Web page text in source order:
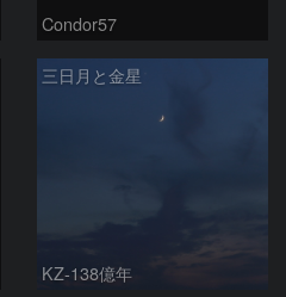
Condor57
三日月と金星
KZ-138億年